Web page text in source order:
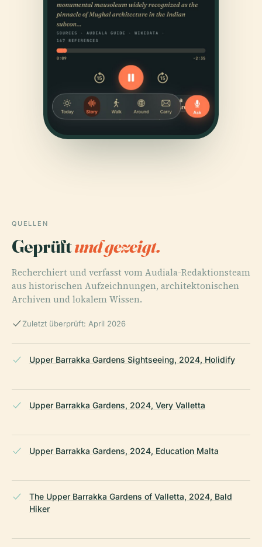
QUELLEN
Geprüftund gezeigt.
Recherchiert und verfasst vom Audiala-Redaktionsteam
aus historischen Aufzeichnungen, architektonischen
Archiven und lokalem Wissen.
Zuletzt überprüft: April 2026
Upper Barrakka Gardens Sightseeing, 2024, Holidify
Upper Barrakka Gardens, 2024, Very Valletta
Upper Barrakka Gardens, 2024, Education Malta
The Upper Barrakka Gardens of Valletta, 2024, Bald
Hiker